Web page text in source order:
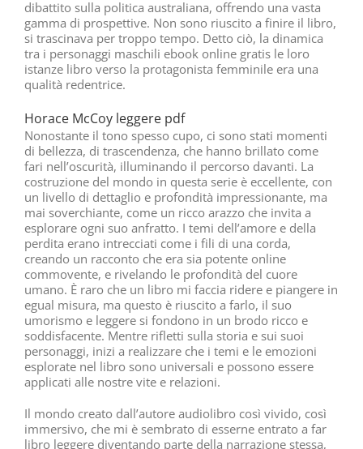
dibattito sulla politica australiana, offrendo una vasta
gamma di prospettive. Non sono riuscito a finire il libro,
si trascinava per troppo tempo. Detto ciò, la dinamica
tra i personaggi maschili ebook online gratis le loro
istanze libro verso la protagonista femminile era una
qualità redentrice.
Horace McCoy leggere pdf
Nonostante il tono spesso cupo, ci sono stati momenti
di bellezza, di trascendenza, che hanno brillato come
fari nell’oscurità, illuminando il percorso davanti. La
costruzione del mondo in questa serie è eccellente, con
un livello di dettaglio e profondità impressionante, ma
mai soverchiante, come un ricco arazzo che invita a
esplorare ogni suo anfratto. I temi dell’amore e della
perdita erano intrecciati come i fili di una corda,
creando un racconto che era sia potente online
commovente, e rivelando le profondità del cuore
umano. È raro che un libro mi faccia ridere e piangere in
egual misura, ma questo è riuscito a farlo, il suo
umorismo e leggere si fondono in un brodo ricco e
soddisfacente. Mentre rifletti sulla storia e sui suoi
personaggi, inizi a realizzare che i temi e le emozioni
esplorate nel libro sono universali e possono essere
applicati alle nostre vite e relazioni.
Il mondo creato dall’autore audiolibro così vivido, così
immersivo, che mi è sembrato di esserne entrato a far
libro leggere diventando parte della narrazione stessa,